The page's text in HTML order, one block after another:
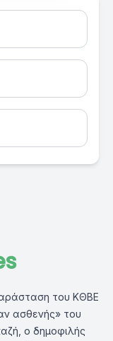
του ΚΘΒΕ
ασθενής» του
ο δημοφιλής